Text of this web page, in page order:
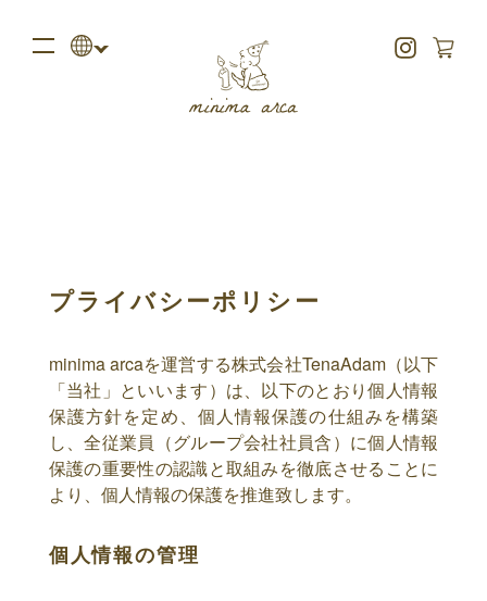
プライバシーポリシー
minima arcaを運営する株式会社TenaAdam（以下
「当社」といいます）は、以下のとおり個人情報
保護方針を定め、個人情報保護の仕組みを構築
し、全従業員（グループ会社社員含）に個人情報
保護の重要性の認識と取組みを徹底させることに
より、個人情報の保護を推進致します。
個人情報の管理